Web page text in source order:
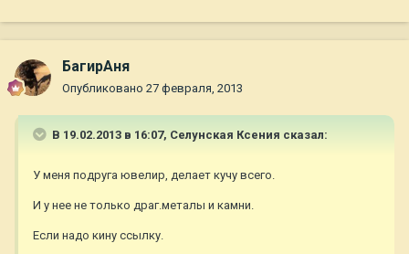
БагирАня
Опубликовано 27 февраля, 2013
В 19.02.2013 в 16:07, Селунская Ксения сказал:
У меня подруга ювелир, делает кучу всего.
И у нее не только драг.металы и камни.
Если надо кину ссылку.